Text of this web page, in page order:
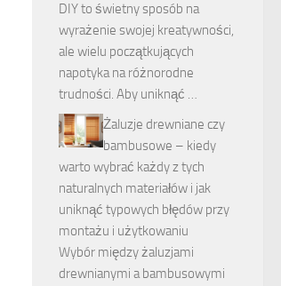
DIY to świetny sposób na
wyrażenie swojej kreatywności,
ale wielu początkujących
napotyka na różnorodne
trudności. Aby uniknąć …
Żaluzje drewniane czy
bambusowe – kiedy
warto wybrać każdy z tych
naturalnych materiałów i jak
uniknąć typowych błędów przy
montażu i użytkowaniu
Wybór między żaluzjami
drewnianymi a bambusowymi